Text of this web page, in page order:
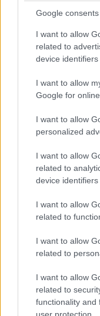
Google consents
I want to allow
related to
device identifiers
I want to allow
Google for
I want to allow
personalized
I want to allow
related to
device identifiers
I want to allow
related to
I want to allow
related to
I want to allow
related to
functionality and
user protection.
Gws
Εσείς εδώ
ανώμαλοι; γιατί
μεταξύ τους και τα
Απαντήστε